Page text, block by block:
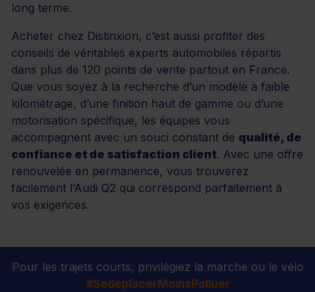
long terme.
Acheter chez Distinxion, c’est aussi profiter des
conseils de véritables experts automobiles répartis
dans plus de 120 points de vente partout en France.
Que vous soyez à la recherche d’un modèle à faible
kilométrage, d’une finition haut de gamme ou d’une
motorisation spécifique, les équipes vous
accompagnent avec un souci constant de qualité, de
confiance et de satisfaction client. Avec une offre
renouvelée en permanence, vous trouverez
facilement l’Audi Q2 qui correspond parfaitement à
vos exigences.
Pour les trajets courts, privilégiez la marche ou le vélo
#SedéplacerMoinsPolluer